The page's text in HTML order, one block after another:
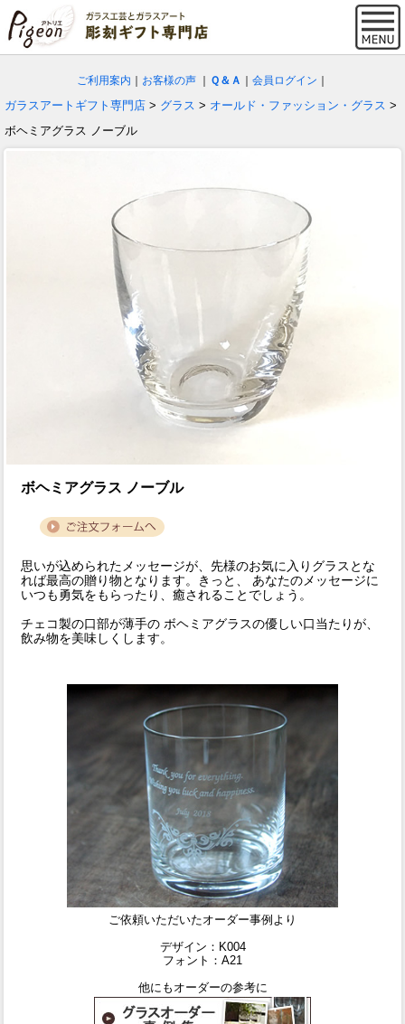
ご利用案内 お客様の声 Ｑ＆Ａ 会員ログイン
ガラスアートギフト専門店 > グラス > オールド・ファッション・グラス >
ボヘミアグラス ノーブル
ボヘミアグラス ノーブル
思いが込められたメッセージが、先様のお気に入りグラスとな
れば最高の贈り物となります。きっと、 あなたのメッセージに
いつも勇気をもらったり、癒されることでしょう。
チェコ製の口部が薄手の ボヘミアグラスの優しい口当たりが、
飲み物を美味しくします。
ご依頼いただいたオーダー事例より
デザイン：K004
フォント：A21
他にもオーダーの参考に